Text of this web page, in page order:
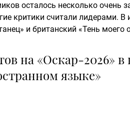
осталось несколько очень
критики считали лидерами. В
и британский «Тень моего
на «Оскар-2026» в
языке»